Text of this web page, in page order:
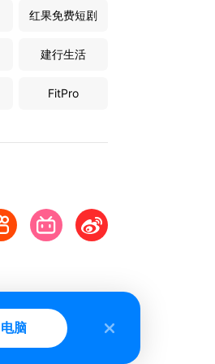
红果免费短剧
建行生活
FitPro
电脑